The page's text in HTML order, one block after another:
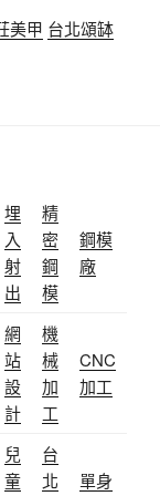
美甲 台北頌缽
埋
入
射
出
精
密
鋼
模
鋼模
廠
網
站
設
計
機
械
加
工
CNC
加工
兒
童
台
北
單身